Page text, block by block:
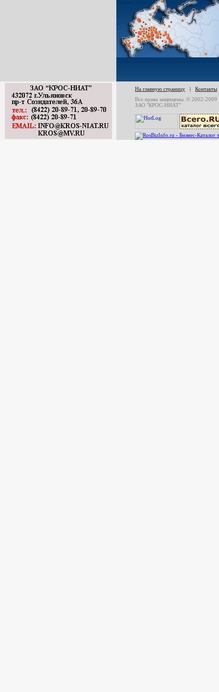
На главную страницу | Контакты
Все права защищены. © 2002-2009
ЗАО "КРОС-НИАТ"